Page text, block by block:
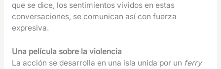
que se dice, los sentimientos vividos en estas
conversaciones, se comunican así con fuerza
expresiva.
Una película sobre la violencia
La acción se desarrolla en una isla unida por un ferry